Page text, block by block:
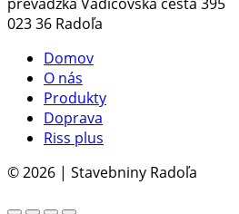
023 36 Radoľa
Domov
O nás
Produkty
Doprava
Riss plus
© 2026 | Stavebniny Radoľa